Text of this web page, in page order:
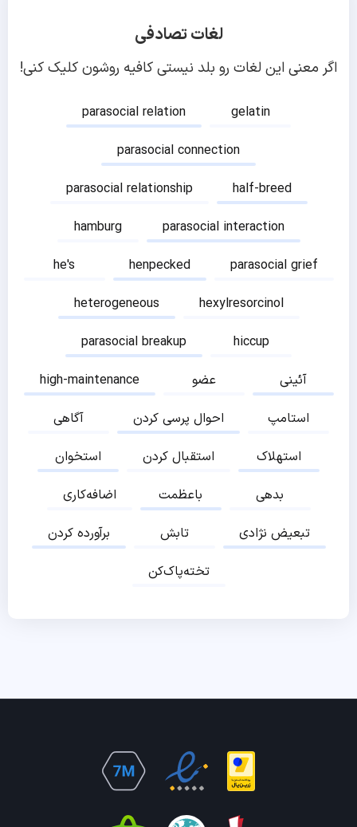
لغات تصادفی
اگر معنی این لغات رو بلد نیستی کافیه روشون کلیک کنی!
parasocial relation
gelatin
parasocial connection
parasocial relationship
half-breed
hamburg
parasocial interaction
he's
henpecked
parasocial grief
heterogeneous
hexylresorcinol
parasocial breakup
hiccup
high-maintenance
عضو
آئینی
آگاهی
احوال پرسی کردن
استامپ
استخوان
استقبال کردن
استهلاک
اضافه‌کاری
باعظمت
بدهی
برآورده کردن
تابش
تبعیض نژادی
تخته‌پاک‌کن